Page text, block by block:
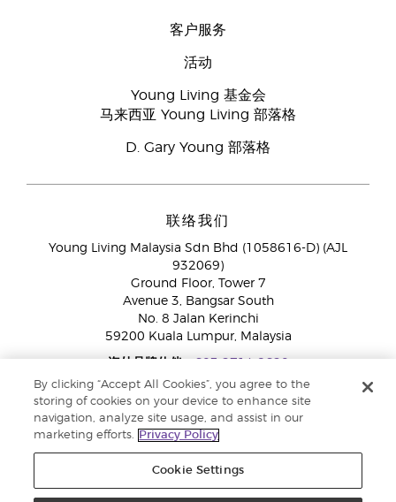
客户服务
活动
Young Living 基金会
马来西亚 Young Living 部落格
D. Gary Young 部落格
联络我们
Young Living Malaysia Sdn Bhd (1058616-D) (AJL
932069)
Ground Floor, Tower 7
Avenue 3, Bangsar South
No. 8 Jalan Kerinchi
59200 Kuala Lumpur, Malaysia
免付费专线：1800 189 889
WhatsApp对话: +60 15 4600 0691
By clicking “Accept All Cookies”, you agree to the
storing of cookies on your device to enhance site
navigation, analyze site usage, and assist in our
marketing efforts.
Privacy Policy
Cookie Settings